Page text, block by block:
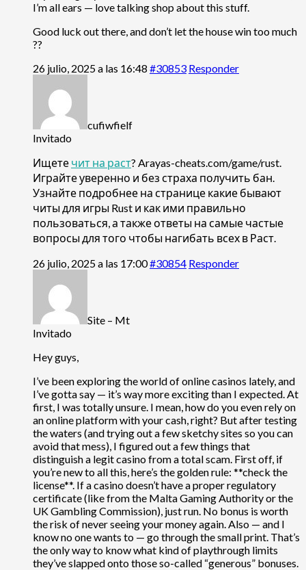
I’m all ears — love talking shop about this stuff.
Good luck out there, and don’t let the house win too much
??
26 julio, 2025 a las 16:48 #30853 Responder
cufiwfielf
Invitado
Ищете чит на раст? Arayas-cheats.com/game/rust.
Играйте уверенно и без страха получить бан.
Узнайте подробнее на странице какие бывают
читы для игры Rust и как ими правильно
пользоваться, а также ответы на самые частые
вопросы для того чтобы нагибать всех в Раст.
26 julio, 2025 a las 17:00#30854 Responder
Site – Mt
Invitado
Hey guys,
I’ve been exploring the world of online casinos lately, and
I’ve gotta say — it’s way more exciting than I expected. At
first, I was totally unsure. I mean, how do you even rely on
an online platform with your cash, right? But after testing
the waters (and trying out a few sketchy sites so you can
avoid that mess), I figured out a few things that
distinguish a legit casino from a total scam. First off, if
you’re new to all this, here’s the golden rule: **check the
license**. If a casino doesn’t have a proper regulatory
certificate (like from the Malta Gaming Authority or the
UK Gambling Commission), just run. No bonus is worth
the risk of never seeing your money again. Also — and I
know no one wants to — go through the small print. That’s
the only way to know what kind of playthrough limits
they’ve slapped onto those so-called “generous” bonuses.